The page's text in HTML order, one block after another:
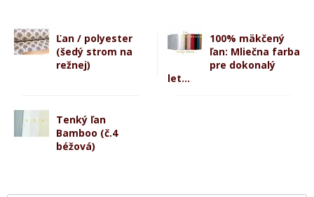
Ľan / polyester
(šedý strom na
režnej)
100% mäkčený
ľan: Mliečna farba
pre dokonalý
let...
Tenký ľan
Bamboo (č.4
béžová)